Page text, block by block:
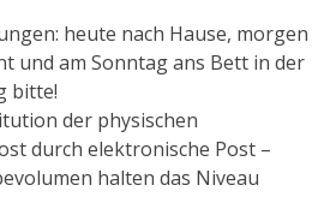
heute nach Hause, morgen
und am Sonntag ans Bett in der
bitte!
der physischen
durch elektronische Post –
halten das Niveau